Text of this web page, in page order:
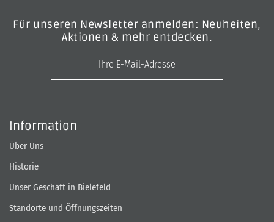
Für unseren Newsletter anmelden: Neuheiten,
Aktionen & mehr entdecken.
Information
Über Uns
Historie
Unser Geschäft in Bielefeld
Standorte und Öffnungszeiten